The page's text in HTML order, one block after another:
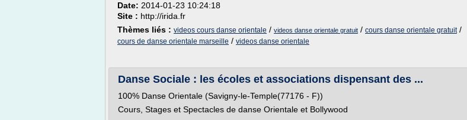
Date: 2014-01-23 10:24:18
Site : http://irida.fr
Thèmes liés : videos cours danse orientale / videos danse orientale gratuit / cours danse orientale gratuit/
cours de danse orientale marseille / videos danse orientale
Danse Sociale : les écoles et associations dispensant des ...
100% Danse Orientale (Savigny-le-Temple(77176 - F))
Cours, Stages et Spectacles de danse Orientale et Bollywood